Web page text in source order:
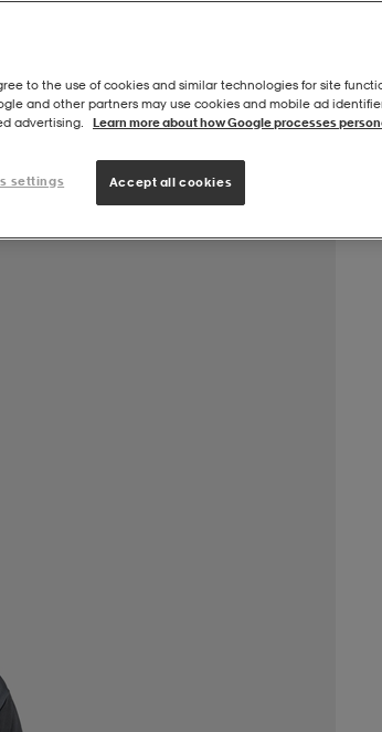
to the use of cookies and similar technologies for site
and other partners may use cookies and mobile ad
advertising.
Learn more about how Google processes
settings Accept all cookies